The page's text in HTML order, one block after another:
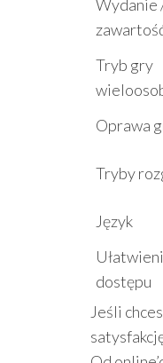
Wydanie
Tryb gry
Oprawa
Tryby
Język
dostępu
Jeśli